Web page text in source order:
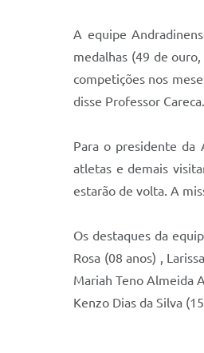
A equipe
medalhas (49 de
competições nos
disse Professor Careca.
Para o presidente da
atletas e demais
estarão de volta. A
Os destaques da
Rosa (08 anos) ,
Mariah Teno Almeida
Kenzo Dias da Silva